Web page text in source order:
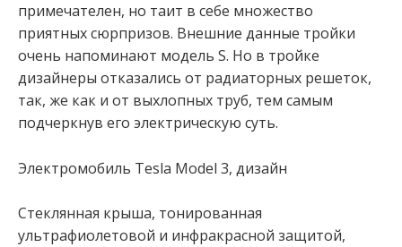
примечателен, но таит в себе множество
приятных сюрпризов. Внешние данные тройки
очень напоминают модель S. Но в тройке
дизайнеры отказались от радиаторных решеток,
так, же как и от выхлопных труб, тем самым
подчеркнув его электрическую суть.
Электромобиль Tesla Model 3, дизайн
Стеклянная крыша, тонированная
ультрафиолетовой и инфракрасной защитой,